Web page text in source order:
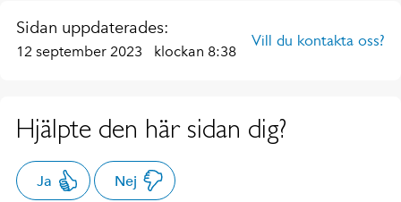
Sidan uppdaterades:
12 september 2023 klockan 8:38
Vill du kontakta oss?
Hjälpte den här sidan dig?
Ja Nej